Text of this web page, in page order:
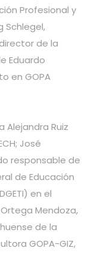
Profesional y
Schlegel,
de la
Eduardo
en GOPA
Alejandra Ruiz
José
responsable de
de Educación
en el
Mendoza,
de la
GOPA-GIZ,